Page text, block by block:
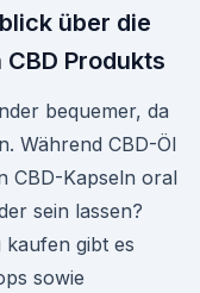
über die
Produkts
bequemer, da
Während CBD-Öl
CBD-Kapseln oral
sein lassen?
kaufen gibt es
sowie